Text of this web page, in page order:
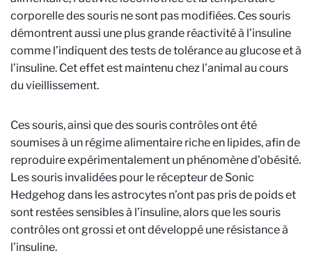
corporelle des souris ne sont pas modifiées. Ces souris
démontrent aussi une plus grande réactivité à l’insuline
comme l’indiquent des tests de tolérance au glucose et à
l’insuline. Cet effet est maintenu chez l’animal au cours
du vieillissement.
Ces souris, ainsi que des souris contrôles ont été
soumises à un régime alimentaire riche en lipides, afin de
reproduire expérimentalement un phénomène d’obésité.
Les souris invalidées pour le récepteur de Sonic
Hedgehog dans les astrocytes n’ont pas pris de poids et
sont restées sensibles à l’insuline, alors que les souris
contrôles ont grossi et ont développé une résistance à
l’insuline.